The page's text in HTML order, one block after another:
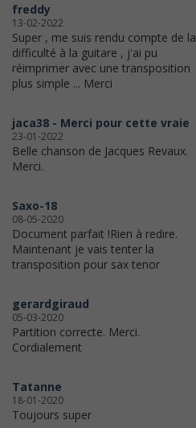
freddy
13-02-2022
Super , me suis rendu compte de la
difficulté à la guitare , j'ai pu
réimprimer avec une transposition
plus simple ... Merci
jaca38 - Merci pour cette vraie
23-01-2022
Belle chanson de Jacques Revaux.
Merci.
Saxo-18
08-05-2020
Document parfait !Rien à redire.
Maintenant je vais tenter la
transposition pour sax tenor
gerardgiraud
05-03-2020
Partition correcte. Merci.
Cordialement
Tatanne
18-01-2020
Toujours super